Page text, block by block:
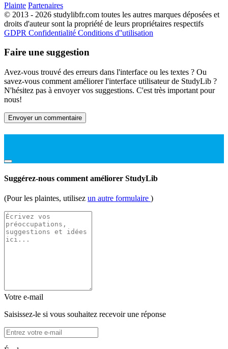
Plainte Partenaires
© 2013 - 2026 studylibfr.com toutes les autres marques déposées et
droits d'auteur sont la propriété de leurs propriétaires respectifs
GDPR Confidentialité Conditions d''utilisation
Faire une suggestion
Avez-vous trouvé des erreurs dans l'interface ou les textes ? Ou
savez-vous comment améliorer l'interface utilisateur de StudyLib ?
N'hésitez pas à envoyer vos suggestions. C'est très important pour
nous!
Envoyer un commentaire
Suggérez-nous comment améliorer StudyLib
(Pour les plaintes, utilisez un autre formulaire )
Votre e-mail
Saisissez-le si vous souhaitez recevoir une réponse